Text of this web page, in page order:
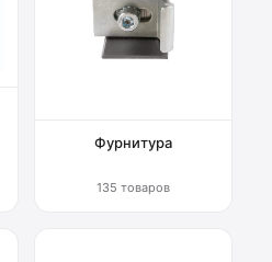
Фурнитура
135 товаров